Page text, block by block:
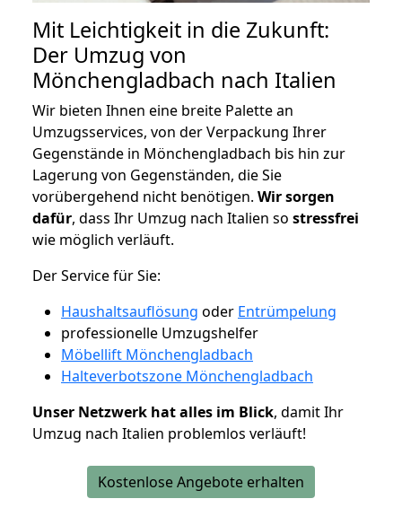
Mit Leichtigkeit in die Zukunft:
Der Umzug von
Mönchengladbach nach Italien
Wir bieten Ihnen eine breite Palette an
Umzugsservices, von der Verpackung Ihrer
Gegenstände in Mönchengladbach bis hin zur
Lagerung von Gegenständen, die Sie
vorübergehend nicht benötigen. Wir sorgen
dafür, dass Ihr Umzug nach Italien so stressfrei
wie möglich verläuft.
Der Service für Sie:
Haushaltsauflösung oder Entrümpelung
professionelle Umzugshelfer
Möbellift Mönchengladbach
Halteverbotszone Mönchengladbach
Unser Netzwerk hat alles im Blick, damit Ihr
Umzug nach Italien problemlos verläuft!
Kostenlose Angebote erhalten